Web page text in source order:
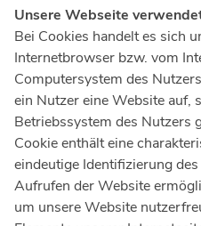
Notruf112
Ärztlicher Notdienst116 117
Giftnotrufzentrale
Tel: +49 22819240
Notfallzentrum Bonn
Kindernotfallzentrum Bonn
Unsere Webseite
Bei Cookies handelt es sich
Internetbrowser bzw. vom
Computersystem des
ein Nutzer eine Website auf,
Betriebssystem des Nutzers
Cookie enthält eine
eindeutige Identifizierung
Aufrufen der Website
um unsere Website